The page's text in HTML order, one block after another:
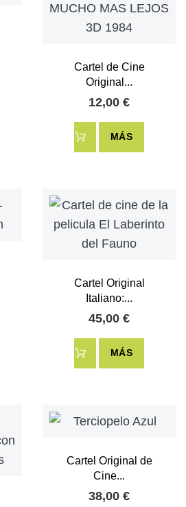
Cartel de Cine
Original...
12,00 €
MÁS
Cartel Original
Italiano:...
45,00 €
MÁS
Cartel Original de
Cine...
38,00 €